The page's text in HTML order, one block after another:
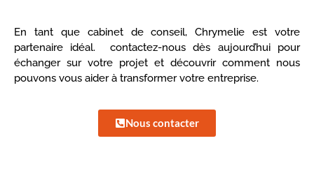
En tant que cabinet de conseil, Chrymelie est votre
partenaire idéal. contactez-nous dès aujourd’hui pour
échanger sur votre projet et découvrir comment nous
pouvons vous aider à transformer votre entreprise.
Nous contacter